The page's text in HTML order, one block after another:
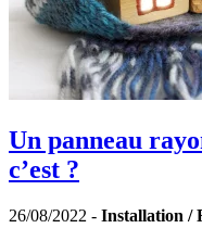
Un panneau
c’est ?
26/08/2022 - Installation /